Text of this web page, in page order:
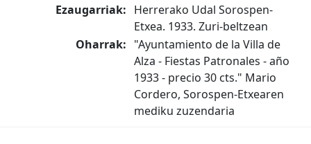
Ezaugarriak: Herrerako Udal Sorospen-
Etxea. 1933. Zuri-beltzean
Oharrak: "Ayuntamiento de la Villa de
Alza - Fiestas Patronales - año
1933 - precio 30 cts." Mario
Cordero, Sorospen-Etxearen
mediku zuzendaria